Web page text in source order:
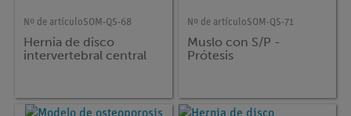
Nº de artículoSOM-QS-68
Hernia de disco
intervertebral central
Nº de artículoSOM-QS-71
Muslo con S/P -
Prótesis